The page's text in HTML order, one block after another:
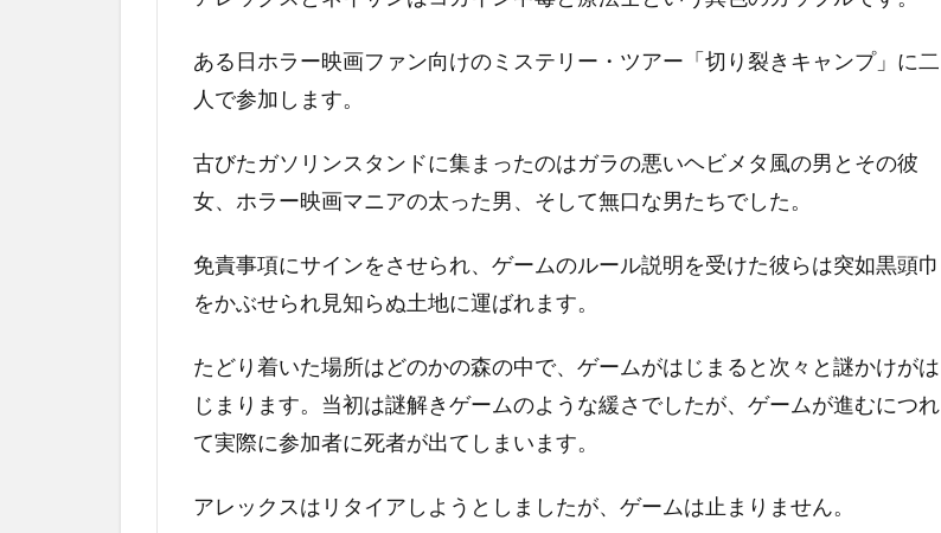
浅い
どん
返し
後
ある日ホラー映画ファン向けのミステリー・ツアー「切り裂きキャンプ」に二
人で参加します。
古びたガソリンスタンドに集まったのはガラの悪いヘビメタ風の男とその彼
女、ホラー映画マニアの太った男、そして無口な男たちでした。
免責事項にサインをさせられ、ゲームのルール説明を受けた彼らは突如黒頭巾
をかぶせられ見知らぬ土地に運ばれます。
たどり着いた場所はどのかの森の中で、ゲームがはじまると次々と謎かけがは
じまります。当初は謎解きゲームのような緩さでしたが、ゲームが進むにつれ
て実際に参加者に死者が出てしまいます。
アレックスはリタイアしようとしましたが、ゲームは止まりません。